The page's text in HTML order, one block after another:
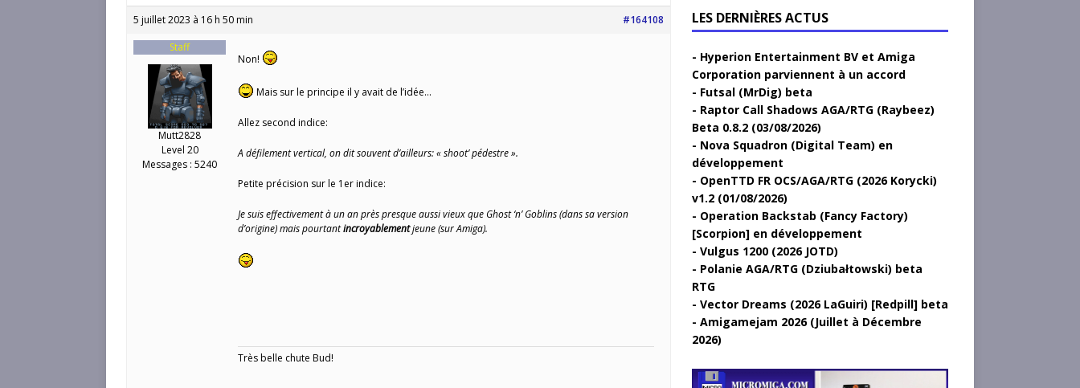
5 juillet 2023 à 16 h 50 min
#164108
Staff
Mutt2828
Level 20
Messages : 5240
Non!
Mais sur le principe il y avait de l’idée…
Allez second indice:
A défilement vertical, on dit souvent d’ailleurs: « shoot’ pédestre ».
Petite précision sur le 1er indice:
Je suis effectivement à un an près presque aussi vieux que Ghost ‘n’ Goblins (dans sa version
d’origine) mais pourtantincroyablementjeune (sur Amiga).
Très belle chute Bud!
LES DERNIÈRES ACTUS
Hyperion Entertainment BV et Amiga
Corporation parviennent à un accord
Futsal (MrDig) beta
Raptor Call Shadows AGA/RTG (Raybeez)
Beta 0.8.2 (03/08/2026)
Nova Squadron (Digital Team) en
développement
OpenTTD FR OCS/AGA/RTG (2026 Korycki)
v1.2 (01/08/2026)
Operation Backstab (Fancy Factory)
[Scorpion] en développement
Vulgus 1200 (2026 JOTD)
Polanie AGA/RTG (Dziubałtowski) beta
RTG
Vector Dreams (2026 LaGuiri) [Redpill] beta
Amigamejam 2026 (Juillet à Décembre
2026)